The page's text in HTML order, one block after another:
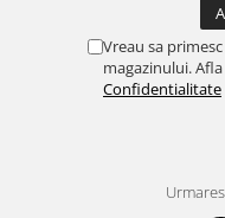
Vreau sa
magazinului.
Confidentialitate